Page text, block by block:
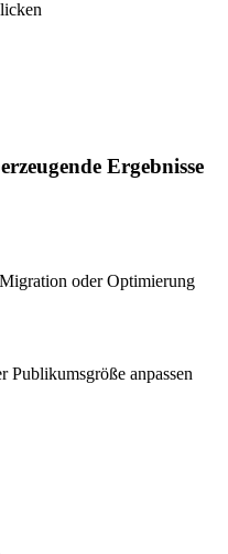
Ergebnisse
oder Optimierung
Publikumsgröße anpassen